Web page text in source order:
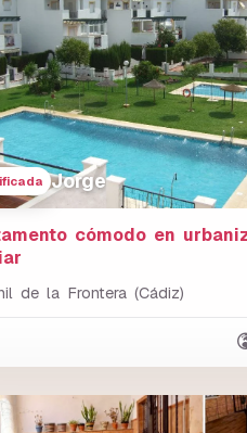
Jorge
cómodo en
de la Frontera (Cádiz)